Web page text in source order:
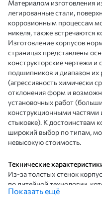
Материалом изготовления
легированные стали,
коррозионным процессам
никеля, также встречаются
Изготовление корпусов
страницах представлены
конструкторские чертежи
подшипников и диапазон их
(агрессивность химически
отклонения форм и
установочных работ
конструкционными частями
стыковке). К достоинствам
широкий выбор по типам,
невысокую стоимость.
Технические
Из-за толстых стенок
по литейной технологии,
следующими операциями:
Показать ещё